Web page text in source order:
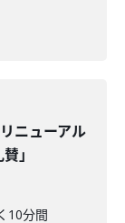
ニューアル
」
10分間